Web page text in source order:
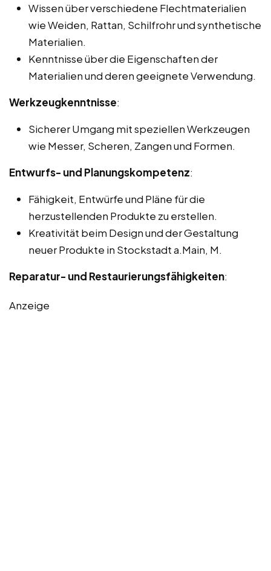
Wissen über verschiedene Flechtmaterialien
wie Weiden, Rattan, Schilfrohr und synthetische
Materialien.
Kenntnisse über die Eigenschaften der
Materialien und deren geeignete Verwendung.
Werkzeugkenntnisse:
Sicherer Umgang mit speziellen Werkzeugen
wie Messer, Scheren, Zangen und Formen.
Entwurfs- und Planungskompetenz:
Fähigkeit, Entwürfe und Pläne für die
herzustellenden Produkte zu erstellen.
Kreativität beim Design und der Gestaltung
neuer Produkte in Stockstadt a.Main, M.
Reparatur- und Restaurierungsfähigkeiten:
Anzeige